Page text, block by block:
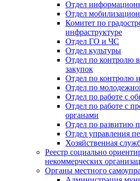
Отдел
Отдел
Комитет по
инфраструктуре
Отдел ГО и ЧС
Отдел культуры
Отдел по контролю
закупок
Отдел по контролю
Отдел по
Отдел по работе с
Отдел по работе с
органами
Отдел по развитию
Отдел управления
Хозяйственная
Реестр социально
некоммерческих
Органы местного